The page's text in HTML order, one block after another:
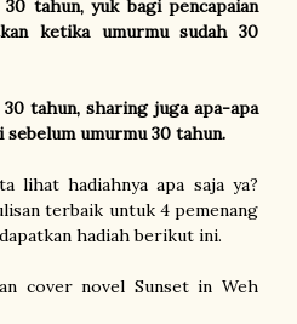
tahun, yuk bagi pencapaian
ketika umurmu sudah 30
tahun, sharing juga apa-apa
sebelum umurmu 30 tahun.
lihat hadiahnya apa saja ya?
terbaik untuk 4 pemenang
hadiah berikut ini.
cover novel Sunset in Weh